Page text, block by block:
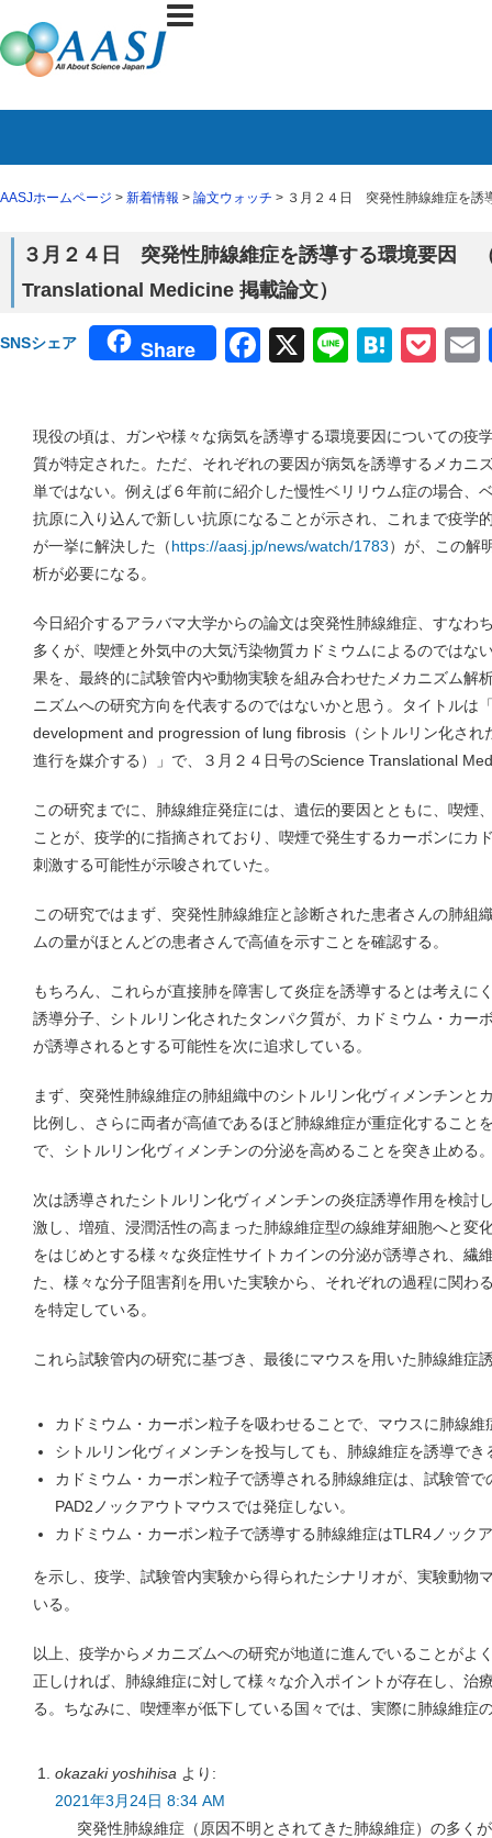
AASJホームページ > 新着情報 > 論文ウォッチ > ３月２４日 突発性肺線維症を誘
３月２４日 突発性肺線維症を誘導する環境要因
Translational Medicine 掲載論文）
SNSシェア Share Facebook
X Line
現役の頃は、ガンや様々な病気を誘導する環境要因についての疫
質が特定された。ただ、それぞれの要因が病気を誘導するメカニ
単ではない。例えば６年前に紹介した慢性ベリリウム症の場合、
抗原に入り込んで新しい抗原になることが示され、これまで疫学
が一挙に解決した（https://aasj.jp/news/watch/1783）が、この解
析が必要になる。
今日紹介するアラバマ大学からの論文は突発性肺線維症、すなわ
多くが、喫煙と外気中の大気汚染物質カドミウムによるのではな
果を、最終的に試験管内や動物実験を組み合わせたメカニズム解
ニズムへの研究方向を代表するのではないかと思う。タイトルは
development and progression of lung fibrosis（シトルリン化され
進行を媒介する）」で、３月２４日号のScience Translational
この研究までに、肺線維症発症には、遺伝的要因とともに、喫煙
ことが、疫学的に指摘されており、喫煙で発生するカーボンにカ
刺激する可能性が示唆されていた。
この研究ではまず、突発性肺線維症と診断された患者さんの肺組
ムの量がほとんどの患者さんで高値を示すことを確認する。
もちろん、これらが直接肺を障害して炎症を誘導するとは考えに
誘導分子、シトルリン化されたタンパク質が、カドミウム・カー
が誘導されるとする可能性を次に追求している。
まず、突発性肺線維症の肺組織中のシトルリン化ヴィメンチンと
比例し、さらに両者が高値であるほど肺線維症が重症化すること
で、シトルリン化ヴィメンチンの分泌を高めることを突き止める
次は誘導されたシトルリン化ヴィメンチンの炎症誘導作用を検討
激し、増殖、浸潤活性の高まった肺線維症型の線維芽細胞へと変
をはじめとする様々な炎症性サイトカインの分泌が誘導され、繊
た、様々な分子阻害剤を用いた実験から、それぞれの過程に関わ
を特定している。
これら試験管内の研究に基づき、最後にマウスを用いた肺線維症
カドミウム・カーボン粒子を吸わせることで、マウスに肺線維
シトルリン化ヴィメンチンを投与しても、肺線維症を誘導でき
カドミウム・カーボン粒子で誘導される肺線維症は、試験管
PAD2ノックアウトマウスでは発症しない。
カドミウム・カーボン粒子で誘導する肺線維症はTLR4ノック
を示し、疫学、試験管内実験から得られたシナリオが、実験動物
いる。
以上、疫学からメカニズムへの研究が地道に進んでいることがよ
正しければ、肺線維症に対して様々な介入ポイントが存在し、治
る。ちなみに、喫煙率が低下している国々では、実際に肺線維症
okazaki yoshihisa より:
2021年3月24日 8:34 AM
突発性肺線維症（原因不明とされてきた肺線維症）の多く